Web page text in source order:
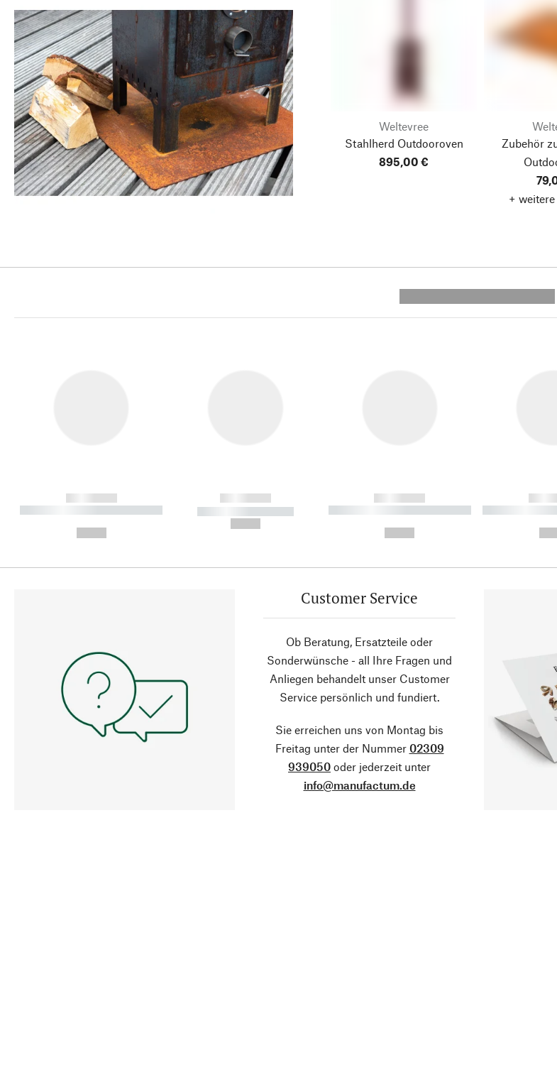
Weltevree
Stahlherd Outdooroven
895,00 €
Zubehör
+
------------
----------- ----------- ----------
------------
----------- -----------
------------
----------- ----------- ----------
-----------
Customer Service
Ob Beratung, Ersatzteile oder
Sonderwünsche - all Ihre Fragen und
Anliegen behandelt unser Customer
Service persönlich und fundiert.
Sie erreichen uns von Montag bis
Freitag unter der Nummer 02309
939050 oder jederzeit unter
info@manufactum.de